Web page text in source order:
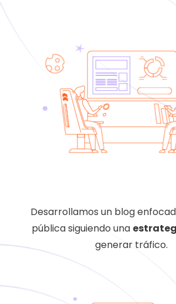
Desarrollamos un blog
pública siguiendo una
generar tráfico.